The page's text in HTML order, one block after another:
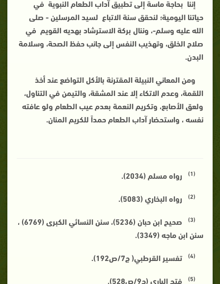
إننا بحاجة ماسة إلى تطبيق آداب الطعام النبوية في
حياتنا اليومية؛ لنحقق سنة الاتباع لسيد المرسلين - صلى
الله عليه وسلم-، وننال بركة الاسترشاد بهديه القويم في
صلاح الخلق، وتهذيب النفس إلى جانب حفظ الصحة، وسلامة
البدن.
ومن المعاني النبيلة المقترنة بالأكلالتواضع عند أخذ
اللقمة، وعدم الاتكاء إلا عند المشقة، والتيمن في التناول،
ولعق الأصابع، وتكريم النعمة بعدم عيب الطعام ولو عافته
نفسه ، واستحضار آداب الطعام حمداً للكريم المنان.
(1) رواه مسلم (2034).
(2) رواه البخاري (5083).
(3)
صحيح ابن حبان (5236)، سنن النسائي الكبرى (6769) ،
سنن ابن ماجه (3349).
(4) تفسير القرطبي( ج7/ص192).
(5) فتح الباري (ج9/ص528).